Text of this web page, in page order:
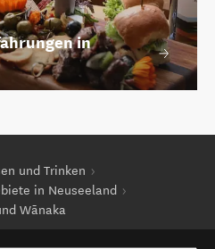
in
und Trinken
in Neuseeland
Wānaka